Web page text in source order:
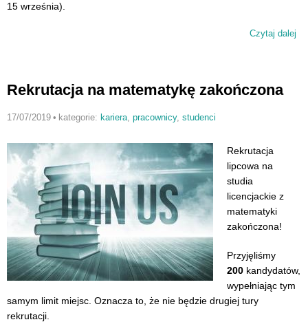
15 września).
Czytaj dalej
Rekrutacja na matematykę zakończona
17/07/2019 • kategorie: kariera pracownicy, studenci
Rekrutacja
lipcowa na
studia
licencjackie z
matematyki
zakończona!
Przyjęliśmy
200 kandydatów,
wypełniając tym
samym limit miejsc. Oznacza to, że nie będzie drugiej tury
rekrutacji.